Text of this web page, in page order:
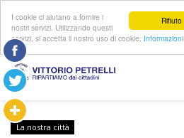
Rifiuto
I cookie ci aiutano a fornire i
nostri servizi. Utilizzando questi
servizi, si accetta il nostro uso di cookie. Informazioni
La nostra città